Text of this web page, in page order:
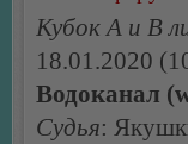
Кубок А и В
18.01.2020
Водоканал
Судья: